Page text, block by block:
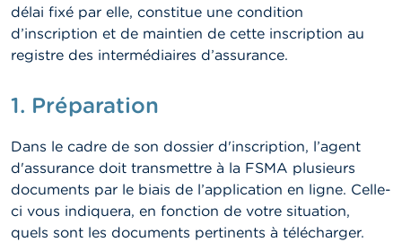
A
c
t
l
i
é
s
e
t
M
i
délai fixé par elle, constitue une condition
d’inscription et de maintien de cette inscription au
registre des intermédiaires d’assurance.
1. Préparation
Dans le cadre de son dossier d'inscription, l’agent
d'assurance doit transmettre à la FSMA plusieurs
documents par le biais de l’application en ligne. Celle-
ci vous indiquera, en fonction de votre situation,
quels sont les documents pertinents à télécharger.